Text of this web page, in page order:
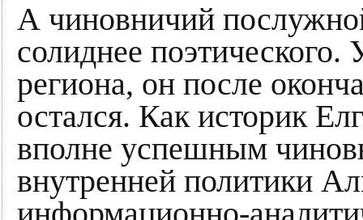
А чиновничий
солиднее
региона, он после
остался. Как историк
вполне успешным
внутренней политики